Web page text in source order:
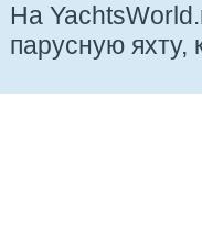
На
парусную яхту,